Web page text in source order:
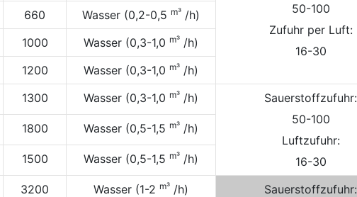
50-100
Zufuhr per Luft:
16-30
660 Wasser (0,2-0,5 m³ /h)
1000 Wasser (0,3-1,0 m³ /h)
1200 Wasser (0,3-1,0 m³ /h)
1300 Wasser (0,3-1,0 m³ /h)
Sauerstoffzufuhr:
50-100
Luftzufuhr:
16-30
1800 Wasser (0,5-1,5 m³ /h)
1500 Wasser (0,5-1,5 m³ /h)
3200 Wasser (1-2 m³ /h)
Sauerstoffzufuhr: